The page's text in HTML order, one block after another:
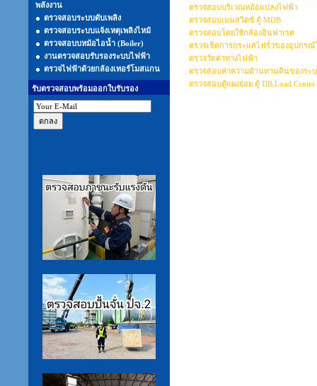
พลังงาน
ตรวจสอบระบบดับเพลิง
ตรวจสอบระบบแจ้งเหตุเพลิงไหม้
ตรวจสอบบหม้อไอน้ำ (Boiler)
งานตรวจสอบรับรองระบบไฟฟ้า
ตรวจไฟฟ้าด้วยกล้องเทอร์โมสแกน
รับตรวจสอบพร้อมออกใบรับรอง
ตรวจสอบบริเวณหม้อแปลงไฟฟ้า
ตรวจสอบเมนสวิตซ์ ตู้ MDB
ตรวจสอบโดยใช้กล้องอินฟาเรด
ตรวจเช็คการกระแสไฟรั่วของอุปกร
ตรวจวัดค่าทางไฟฟ้า
ตรวจสอบค่าความต้านทานดินของระ
ตรวจสอบตู้แผงย่อย ตู้ DB,Load Center